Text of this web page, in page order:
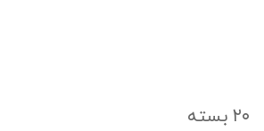
۲۰ بسته